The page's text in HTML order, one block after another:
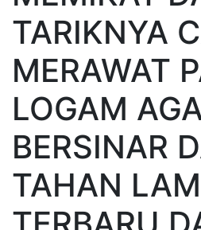
TARIKNYA
MERAWAT
LOGAM
BERSINAR
TAHAN